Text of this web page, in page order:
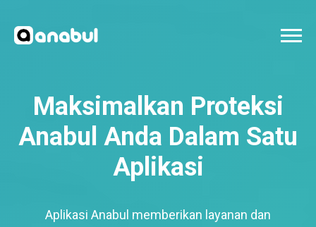
Maksimalkan Proteksi
Anabul Anda Dalam Satu
Aplikasi
Aplikasi Anabul memberikan layanan dan